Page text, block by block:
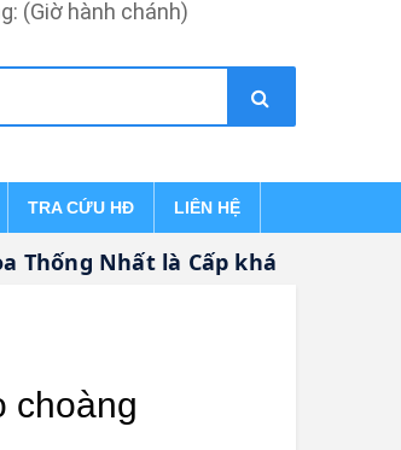
(Giờ hành chánh)
TRA CỨU HĐ LIÊN HỆ
Nhất là Cấp khám bệnh,
choàng